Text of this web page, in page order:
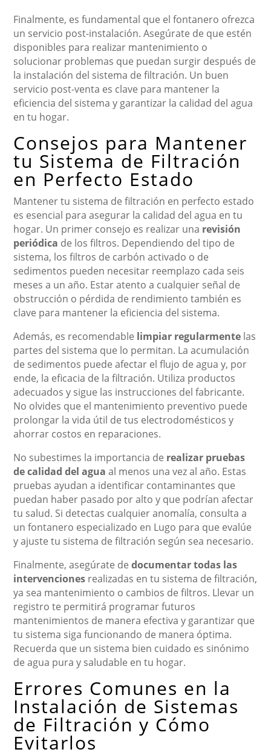
Finalmente, es fundamental que el fontanero ofrezca
un servicio post-instalación. Asegúrate de que estén
disponibles para realizar mantenimiento o
solucionar problemas que puedan surgir después de
la instalación del sistema de filtración. Un buen
servicio post-venta es clave para mantener la
eficiencia del sistema y garantizar la calidad del agua
en tu hogar.
Consejos para Mantener
tu Sistema de Filtración
en Perfecto Estado
Mantener tu sistema de filtración en perfecto estado
es esencial para asegurar la calidad del agua en tu
hogar. Un primer consejo es realizar una revisión
periódica de los filtros. Dependiendo del tipo de
sistema, los filtros de carbón activado o de
sedimentos pueden necesitar reemplazo cada seis
meses a un año. Estar atento a cualquier señal de
obstrucción o pérdida de rendimiento también es
clave para mantener la eficiencia del sistema.
Además, es recomendable limpiar regularmente las
partes del sistema que lo permitan. La acumulación
de sedimentos puede afectar el flujo de agua y, por
ende, la eficacia de la filtración. Utiliza productos
adecuados y sigue las instrucciones del fabricante.
No olvides que el mantenimiento preventivo puede
prolongar la vida útil de tus electrodomésticos y
ahorrar costos en reparaciones.
No subestimes la importancia de realizar pruebas
de calidad del agua al menos una vez al año. Estas
pruebas ayudan a identificar contaminantes que
puedan haber pasado por alto y que podrían afectar
tu salud. Si detectas cualquier anomalía, consulta a
un fontanero especializado en Lugo para que evalúe
y ajuste tu sistema de filtración según sea necesario.
Finalmente, asegúrate dedocumentar todas las
intervenciones realizadas en tu sistema de filtración,
ya sea mantenimiento o cambios de filtros. Llevar un
registro te permitirá programar futuros
mantenimientos de manera efectiva y garantizar que
tu sistema siga funcionando de manera óptima.
Recuerda que un sistema bien cuidado es sinónimo
de agua pura y saludable en tu hogar.
Errores Comunes en la
Instalación de Sistemas
de Filtración y Cómo
Evitarlos